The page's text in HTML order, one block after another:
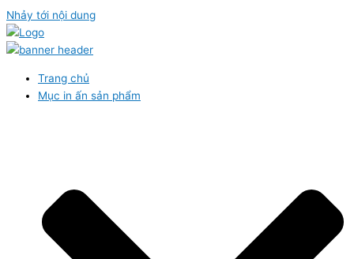
Nhảy tới nội dung
Trang chủ
Mục in ấn sản phẩm